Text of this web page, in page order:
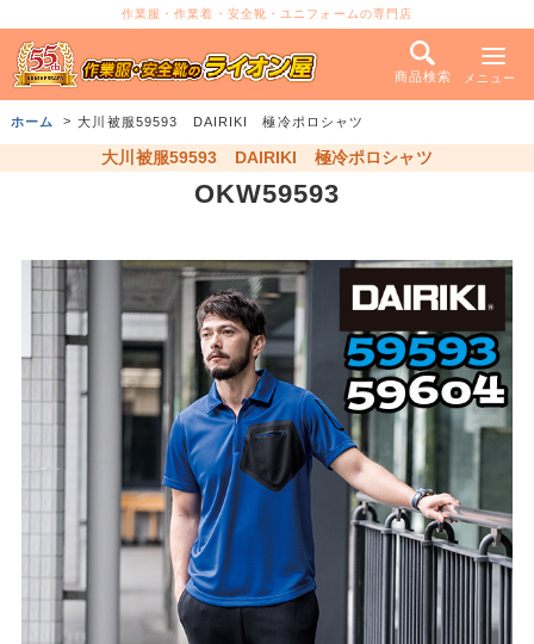
作業服・作業着・安全靴・ユニフォームの専門店
商品検索 メニュー
ホーム 大川被服59593 DAIRIKI 極冷ポロシャツ
大川被服59593 DAIRIKI 極冷ポロシャツ
OKW59593